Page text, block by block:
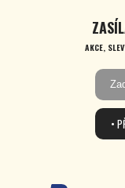
AKCE,
•